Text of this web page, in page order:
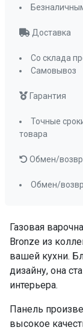
Мощность
Мощность
Длина сетевого
Газовая
Bronze из
вашей кухни.
дизайну, она
интерьера.
Панель
высокое
Доставка
Со склада
Самовывоз
Гарантия
Точные
товара
Обмен/
Обмен/